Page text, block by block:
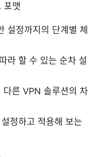
포맷
설정까지의 단계별 체
라 할 수 있는 순차 설
른 VPN 솔루션의 차
정하고 적용해 보는